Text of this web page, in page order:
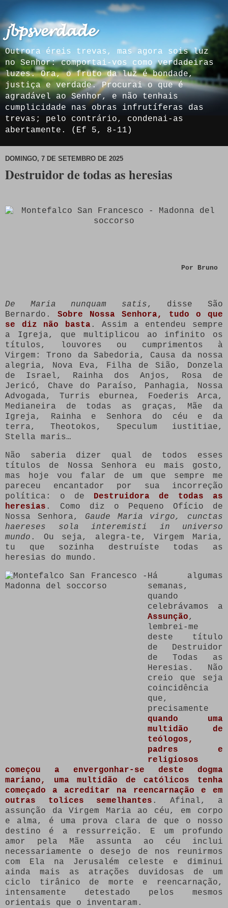
𝓳𝓫𝓹𝓼𝓿𝓮𝓻𝓭𝓪𝓭𝓮
Outrora éreis trevas, mas agora sois luz
no Senhor: comportai-vos como verdadeiras
luzes. Ora, o fruto da luz é bondade,
justiça e verdade. Procurai o que é
agradável ao Senhor, e não tenhais
cumplicidade nas obras infrutíferas das
trevas; pelo contrário, condenai-as
abertamente. (Ef 5, 8-11)
DOMINGO, 7 DE SETEMBRO DE 2025
Destruidor de todas as heresias
Por Bruno
De Maria nunquam satis, disse São
Bernardo. Sobre Nossa Senhora, tudo o que
se diz não basta. Assim a entendeu sempre
a Igreja, que multiplicou ao infinito os
títulos, louvores ou cumprimentos à
Virgem: Trono da Sabedoria, Causa da nossa
alegria, Nova Eva, Filha de Sião, Donzela
de Israel, Rainha dos Anjos, Rosa de
Jericó, Chave do Paraíso, Panhagia, Nossa
Advogada, Turris eburnea, Foederis Arca,
Medianeira de todas as graças, Mãe da
Igreja, Rainha e Senhora do céu e da
terra, Theotokos, Speculum iustitiae,
Stella maris…
Não saberia dizer qual de todos esses
títulos de Nossa Senhora eu mais gosto,
mas hoje vou falar de um que sempre me
pareceu encantador por sua incorreção
política: o de Destruidora de todas as
heresias . Como diz o Pequeno Ofício de
Nossa Senhora, Gaude Maria virgo, cunctas
haereses sola interemisti in universo
mundo . Ou seja, alegra-te, Virgem Maria,
tu que sozinha destruíste todas as
heresias do mundo.
Há algumas
semanas,
quando
celebrávamos a
Assunção,
lembrei-me
deste título
de Destruidor
de Todas as
Heresias. Não
creio que seja
coincidência
que,
precisamente
quando uma
multidão de
teólogos,
padres e
religiosos
começou a envergonhar-se deste dogma
mariano, uma multidão de católicos tenha
começado a acreditar na reencarnação e em
outras tolices semelhantes . Afinal, a
assunção da Virgem Maria ao céu, em corpo
e alma, é uma prova clara de que o nosso
destino é a ressurreição. E um profundo
amor pela Mãe assunta ao céu inclui
necessariamente o desejo de nos reunirmos
com Ela na Jerusalém celeste e diminui
ainda mais as atrações duvidosas de um
ciclo tirânico de morte e reencarnação,
intensamente detestado pelos mesmos
orientais que o inventaram.